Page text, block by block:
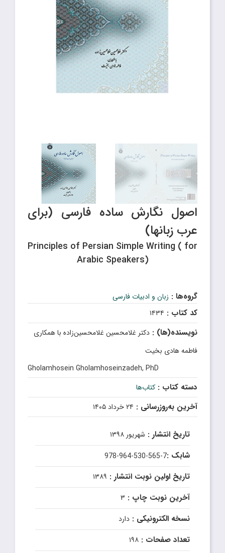
اصول نگارش ساده فارسی (برای
عرب زبانها)
Principles of Persian Simple Writing ( for
Arabic Speakers)
گروه‌ها : زبان و ادبیات فارسی
کد کتاب : ۱۴۳۴
نویسنده(ها) : دکتر غلامحسین غلامحسین‌زاده با همکاری
فاطمه هادی بخیت
Gholamhosein Gholamhoseinzadeh, PhD
دسته کتاب : کتاب‌ها
آخرین به‌روزرسانی : ۲۴ خرداد ۱۴۰۵
تاریخ انتشار : شهریور ۱۳۹۸
شابک :978-964-530-565-7
تاریخ اولین نوبت انتشار : ۱۳۸۹
آخرین نوبت چاپ : ۳
نسخه الکترونیکی : دارد
تعداد صفحات : ۱۹۸